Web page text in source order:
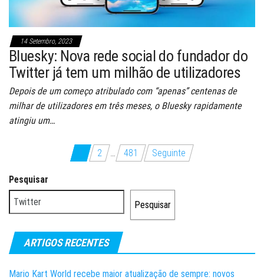
14 Setembro, 2023
Bluesky: Nova rede social do fundador do
Twitter já tem um milhão de utilizadores
Depois de um começo atribulado com “apenas” centenas de
milhar de utilizadores em três meses, o Bluesky rapidamente
atingiu um…
Paginação
dos
conteúdos
1 2 … 481 Seguinte
Pesquisar
Pesquisar
ARTIGOS RECENTES
Mario Kart World recebe maior atualização de sempre: novos